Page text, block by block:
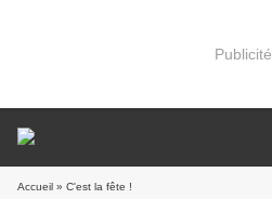
Publicité
Accueil » C'est la fête !